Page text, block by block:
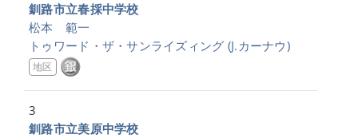
釧路市立春採中学校
松本 範一
トゥワード・ザ・サンライズィング (J.カーナウ)
地区
3
釧路市立美原中学校